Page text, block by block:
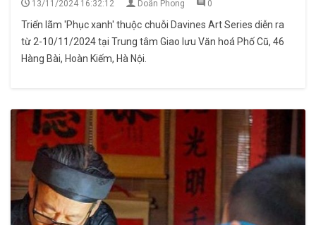
13/11/2024 16:32:12 Doãn Phong 0
Triển lãm 'Phục xanh' thuộc chuỗi Davines Art Series diễn ra
từ 2-10/11/2024 tại Trung tâm Giao lưu Văn hoá Phố Cũ, 46
Hàng Bài, Hoàn Kiếm, Hà Nội.